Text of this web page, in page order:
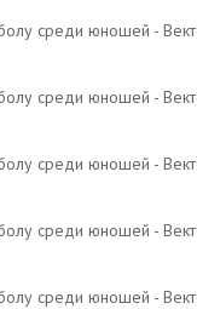
среди юношей -
среди юношей -
среди юношей -
среди юношей -
среди юношей -